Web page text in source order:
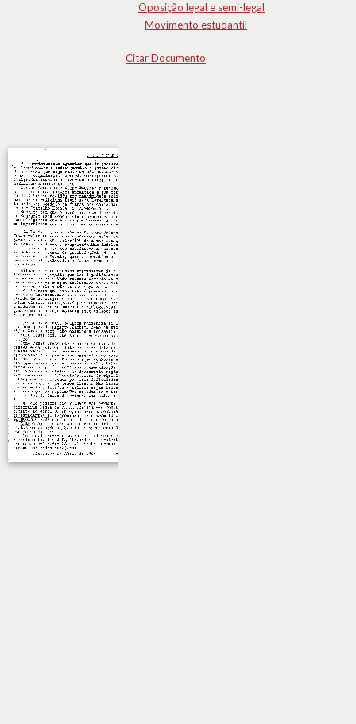
Oposição legal e semi-legal
Movimento estudantil
Citar Documento